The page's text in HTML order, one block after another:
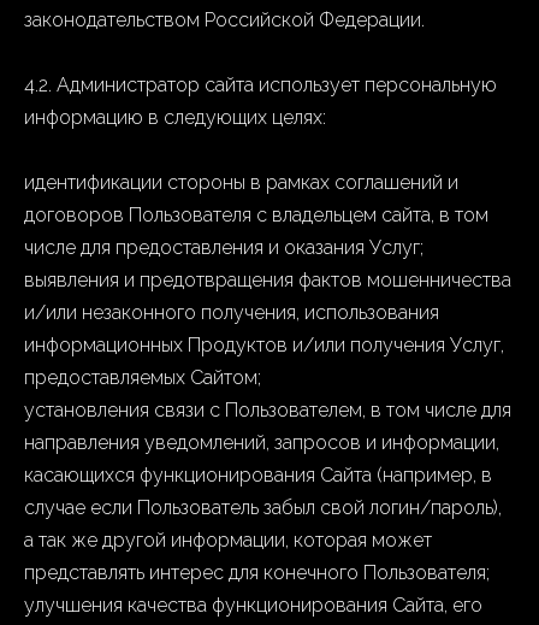
законодательством Российской Федерации.
4.2. Администратор сайта использует персональную
информацию в следующих целях:
идентификации стороны в рамках соглашений и
договоров Пользователя с владельцем сайта, в том
числе для предоставления и оказания Услуг;
выявления и предотвращения фактов мошенничества
и/или незаконного получения, использования
информационных Продуктов и/или получения Услуг,
предоставляемых Сайтом;
установления связи с Пользователем, в том числе для
направления уведомлений, запросов и информации,
касающихся функционирования Сайта (например, в
случае если Пользователь забыл свой логин/пароль),
а так же другой информации, которая может
представлять интерес для конечного Пользователя;
улучшения качества функционирования Сайта, его